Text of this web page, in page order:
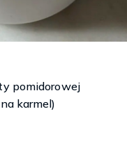
pomidorowej
karmel)